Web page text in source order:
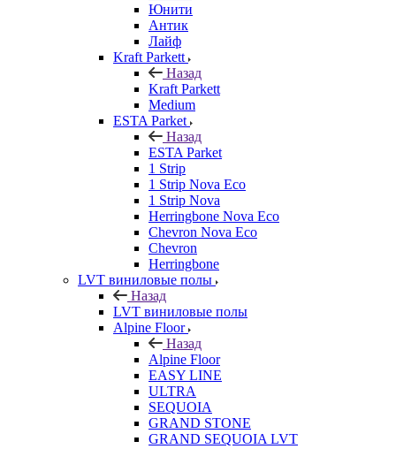
Юнити
Антик
Лайф
Kraft Parkett
Назад
Kraft Parkett
Medium
ESTA Parket
Назад
ESTA Parket
1 Strip
1 Strip Nova Eco
1 Strip Nova
Herringbone Nova Eco
Chevron Nova Eco
Chevron
Herringbone
LVT виниловые полы
Назад
LVT виниловые полы
Alpine Floor
Назад
Alpine Floor
EASY LINE
ULTRA
SEQUOIA
GRAND STONE
GRAND SEQUOIA LVT